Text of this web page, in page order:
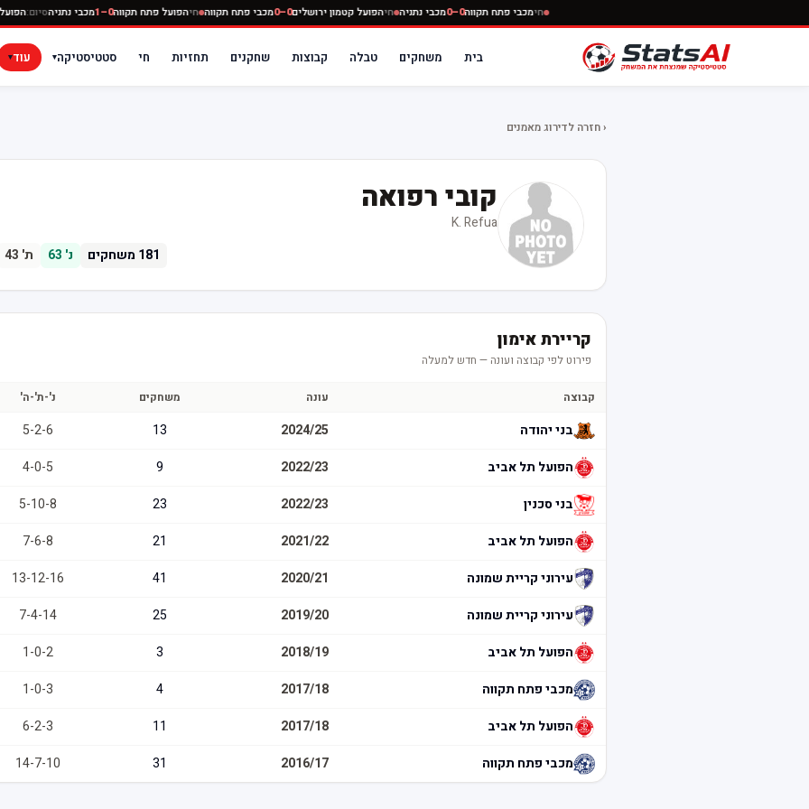
חימכבי פתח תקווה0–0 מכבי נתניה חיהפועל קטמון ירושלים0–0 מכבי פתח תקווה חיהפועל פתח תקווה0–1 מכבי נתניהסיום:
בית משחקים טבלה קבוצות שחקנים תחזיות חי סטטיסטיקה▾ עוד▾
‹ חזרה לדירוג מאמנים
קובי רפואה
K. Refua
181 משחקים נ' 63 ת' 43
קריירת אימון
פירוט לפי קבוצה ועונה — חדש למעלה
קבוצה עונה משחקים נ'-ת'-ה'
בני יהודה 2024/25
13
5-2-6
הפועל תל אביב
2022/23
9
4-0-5
בני סכנין
2022/23
23
5-10-8
הפועל תל אביב
2021/22
21
7-6-8
עירוני קריית שמונה
2020/21
41
13-12-16
עירוני קריית שמונה
2019/20
25
7-4-14
הפועל תל אביב
2018/19
3
1-0-2
מכבי פתח תקווה
2017/18
4
1-0-3
הפועל תל אביב
2017/18
11
6-2-3
מכבי פתח תקווה
2016/17
31
14-7-10